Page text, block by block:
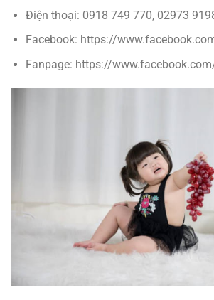
Điện thoại: 0918 749 770, 02973
Facebook: https://
Fanpage: https://